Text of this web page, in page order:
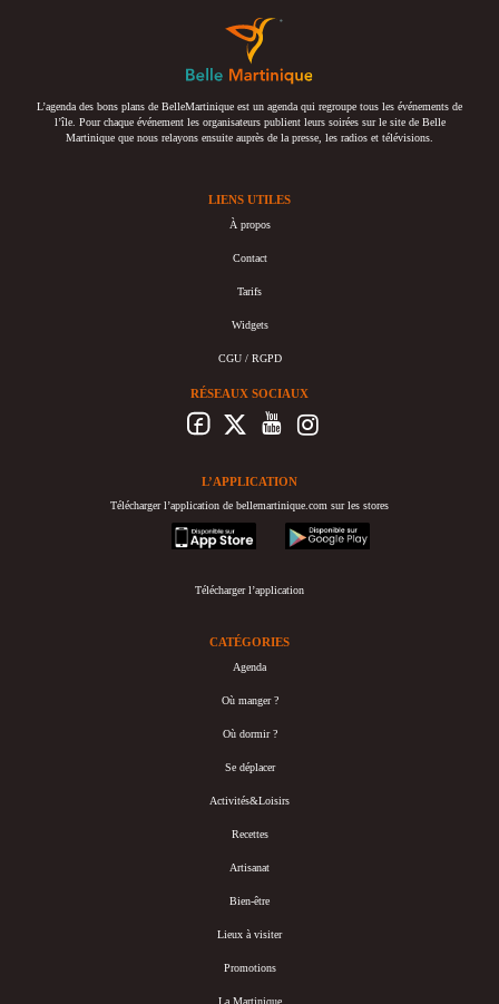
L’agenda des bons plans de BelleMartinique est un agenda qui regroupe tous les événements de
l’île. Pour chaque événement les organisateurs publient leurs soirées sur le site de Belle
Martinique que nous relayons ensuite auprès de la presse, les radios et télévisions.
LIENS UTILES
À propos
Contact
Tarifs
Widgets
CGU / RGPD
RÉSEAUX SOCIAUX
L’APPLICATION
Télécharger l’application de bellemartinique.com sur les stores
appstore
googleplay
Télécharger l’application
CATÉGORIES
Agenda
Où manger ?
Où dormir ?
Se déplacer
Activités&Loisirs
Recettes
Artisanat
Bien-être
Lieux à visiter
Promotions
La Martinique